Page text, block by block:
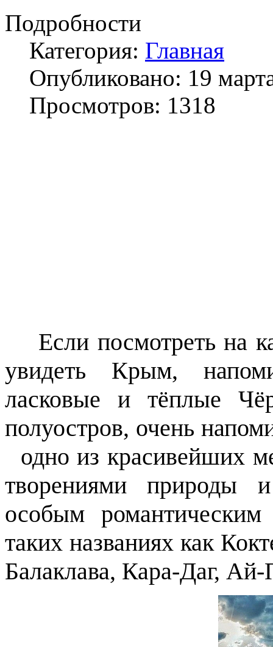
Подробности
Категория: Главная
Опубликовано: 19
Просмотров: 1318
Если посмотреть на
увидеть Крым,
ласковые и тёплые
полуостров, очень
одно из красивейших
творениями природы
особым
таких названиях как
Балаклава, Кара-Даг,